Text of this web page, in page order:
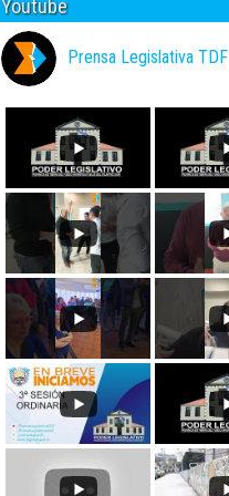
Youtube
Prensa Legislativa TDF